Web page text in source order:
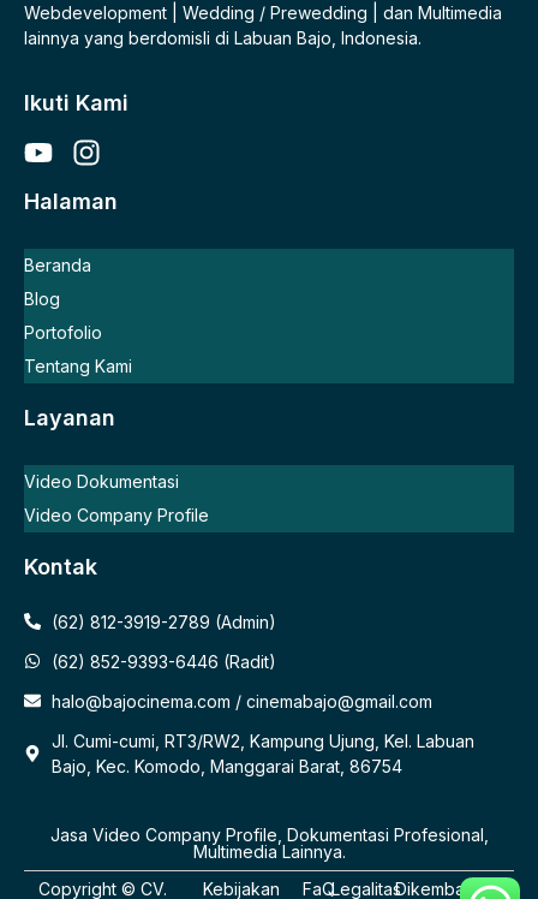
Webdevelopment | Wedding / Prewedding | dan Multimedia
lainnya yang berdomisli di Labuan Bajo, Indonesia.
Ikuti Kami
Halaman
Beranda
Blog
Portofolio
Tentang Kami
Layanan
Video Dokumentasi
Video Company Profile
Kontak
(62) 812-3919-2789 (Admin)
(62) 852-9393-6446 (Radit)
halo@bajocinema.com / cinemabajo@gmail.com
Jl. Cumi-cumi, RT3/RW2, Kampung Ujung, Kel. Labuan
Bajo, Kec. Komodo, Manggarai Barat, 86754
Jasa Video Company Profile, Dokumentasi Profesional,
Multimedia Lainnya.
Copyright © CV.
Kebijakan
FaQLegalitasDikembangkan